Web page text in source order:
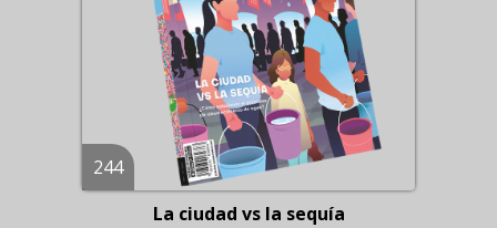
244
La ciudad vs la sequía